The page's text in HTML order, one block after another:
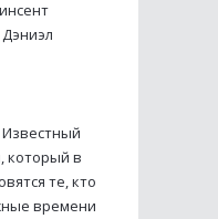
который в
те, кто
времени